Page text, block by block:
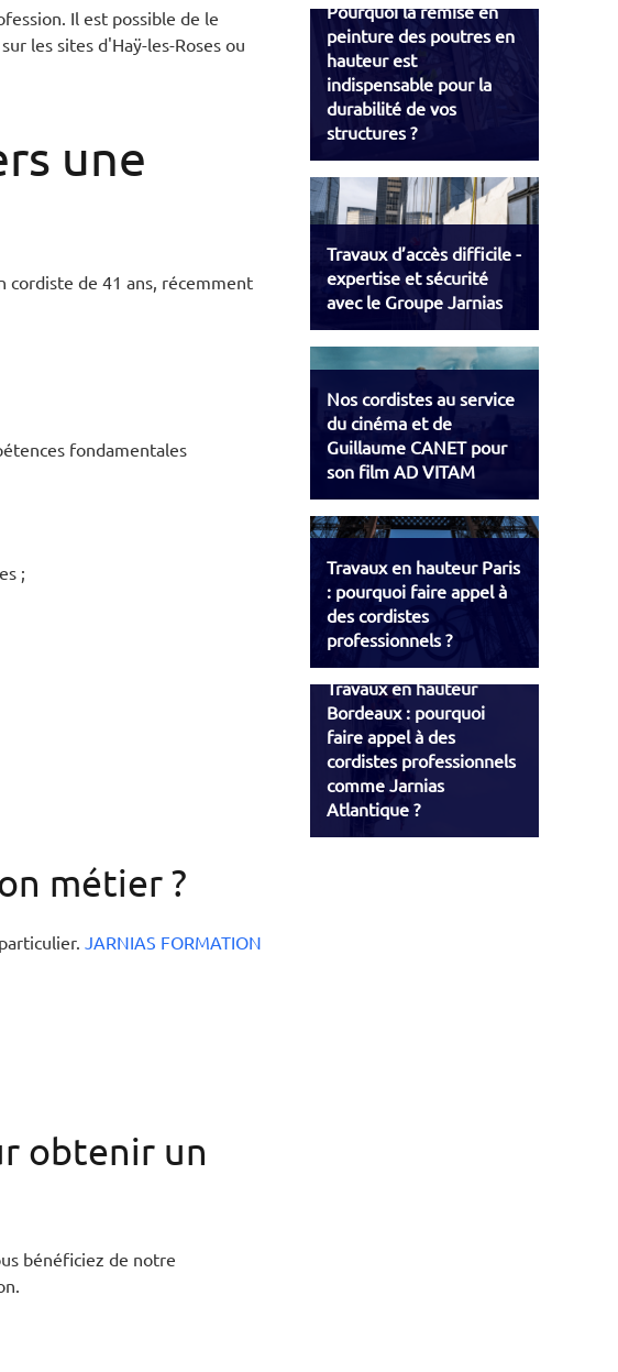
Il est possible de le
les sites d'Haÿ-les-Roses ou
une
cordiste de 41 ans, récemment
fondamentales
;
métier ?
JARNIAS FORMATION
obtenir un
bénéficiez de notre
Pourquoi la remise en
peinture des poutres en
hauteur est
indispensable pour la
durabilité de vos
structures ?
Travaux d’accès difficile -
expertise et sécurité
avec le Groupe Jarnias
Nos cordistes au service
du cinéma et de
Guillaume CANET pour
son film AD VITAM
Travaux en hauteur Paris
: pourquoi faire appel à
des cordistes
professionnels ?
Travaux en hauteur
Bordeaux : pourquoi
faire appel à des
cordistes professionnels
comme Jarnias
Atlantique ?